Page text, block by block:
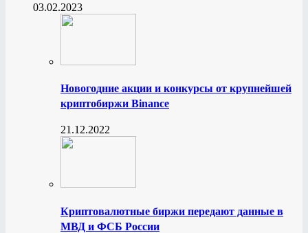
03.02.2023
Новогодние акции и конкурсы от крупнейшей
криптобиржи Binance
21.12.2022
Криптовалютные биржи передают данные в
МВД и ФСБ России